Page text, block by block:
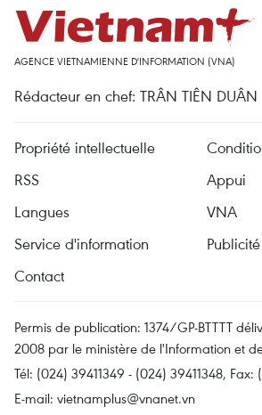
AGENCE VIETNAMIENNE D'INFORMATION (VNA)
Rédacteur en chef: TRÂN TIÊN DUÂN
Propriété intellectuelle
RSS
Appui
Langues
VNA
Service d'information
Publicité
Contact
Permis de publication: 1374/GP-BTTTT
2008 par le ministère de l'Information et
Tél: (024) 39411349 - (024) 39411348, Fax:
E-mail: vietnamplus@vnanet.vn